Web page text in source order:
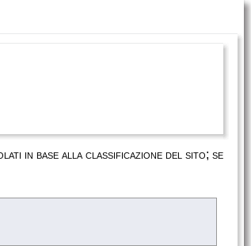
in base alla classificazione del sito; se